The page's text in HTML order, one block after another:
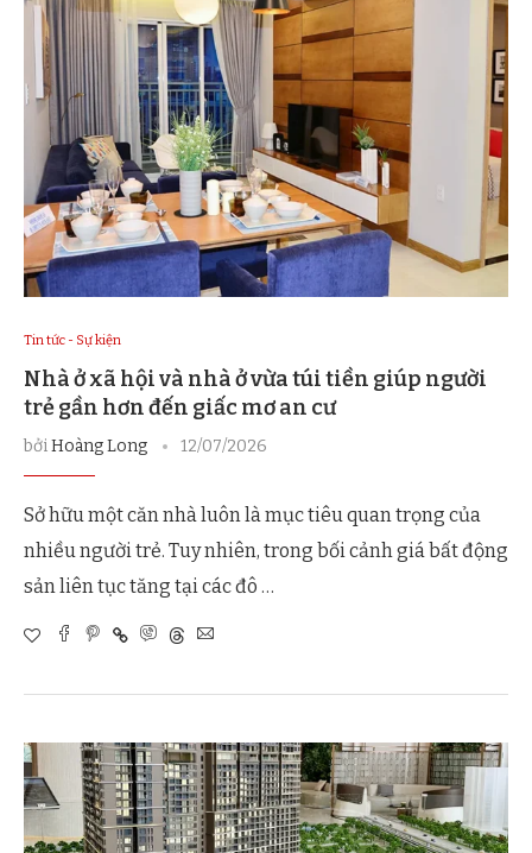
Tin tức - Sự kiện
Nhà ở xã hội và nhà ở vừa túi tiền giúp người
trẻ gần hơn đến giấc mơ an cư
bởiHoàng Long 12/07/2026
Sở hữu một căn nhà luôn là mục tiêu quan trọng của
nhiều người trẻ. Tuy nhiên, trong bối cảnh giá bất động
sản liên tục tăng tại các đô …